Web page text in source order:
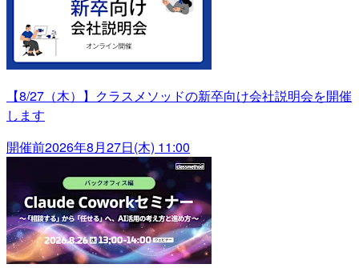
【8/27（木）】クラスメソッドの新卒向け会社説明会を開催
します
開催前2026年8月27日(木) 11:00